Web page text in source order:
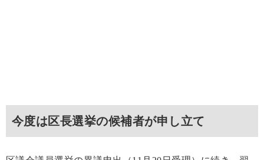
今度は区長選挙の候補者が申し立て